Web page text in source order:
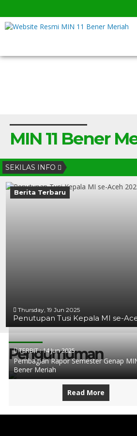
MIN 11 Bener
SEKILAS INFO
Berita Terbaru
Thursday, 19 Jun 2025
Penutupan Tusi Kepala MI se-
Pengumuman
TERBIT :14 Jun 2025
Pembagian Rapor Semester Genap
Bener Meriah
Read More